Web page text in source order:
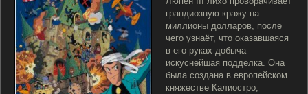
грандиозную кражу на
миллионы долларов, после
чего узнаёт, что оказавшаяся
в его руках добыча —
искуснейшая подделка. Она
была создана в европейском
княжестве Калиостро,